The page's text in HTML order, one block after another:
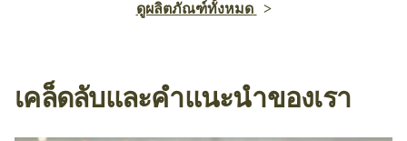
ดูผลิตภัณฑ์ทั้งหมด
เคล็ดลับและคำแนะนำของเรา